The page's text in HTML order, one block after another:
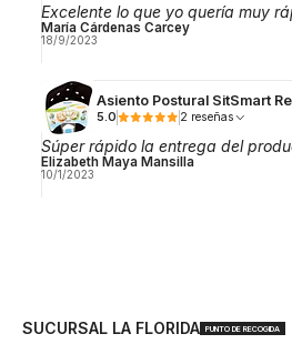
Excelente lo que yo quería muy
María Cárdenas Carcey
18/9/2023
Asiento Postural SitSmart
5.0 2 reseñas
Súper rápido la entrega del
Elizabeth Maya Mansilla
10/1/2023
SUCURSAL LA FLORIDA PUNTO DE RECOGIDA